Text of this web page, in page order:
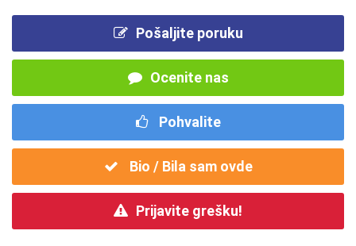
Pošaljite poruku
Ocenite nas
Pohvalite
Bio / Bila sam ovde
Prijavite grešku!